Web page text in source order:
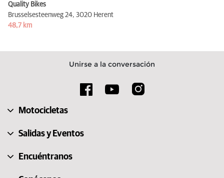
Quality Bikes
Brusselsesteenweg 24, 3020 Herent
48,7 km
Unirse a la conversación
Motocicletas
Salidas y Eventos
Encuéntranos